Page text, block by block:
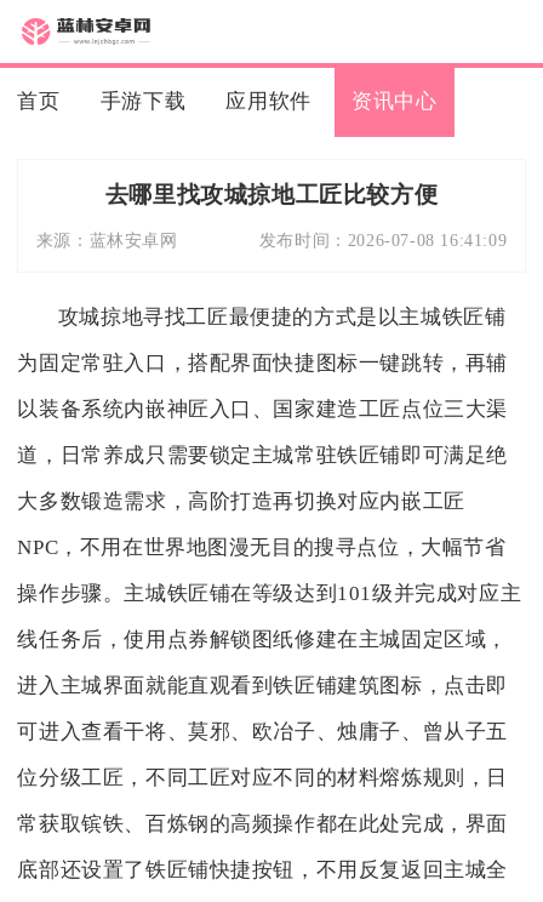
首页 手游下载 应用软件 资讯中心
去哪里找攻城掠地工匠比较方便
来源： 蓝林安卓网 发布时间： 2026-07-08 16:41:09
攻城掠地寻找工匠最便捷的方式是以主城铁匠铺
为固定常驻入口，搭配界面快捷图标一键跳转，再辅
以装备系统内嵌神匠入口、国家建造工匠点位三大渠
道，日常养成只需要锁定主城常驻铁匠铺即可满足绝
大多数锻造需求，高阶打造再切换对应内嵌工匠
NPC，不用在世界地图漫无目的搜寻点位，大幅节省
操作步骤。主城铁匠铺在等级达到101级并完成对应主
线任务后，使用点券解锁图纸修建在主城固定区域，
进入主城界面就能直观看到铁匠铺建筑图标，点击即
可进入查看干将、莫邪、欧冶子、烛庸子、曾从子五
位分级工匠，不同工匠对应不同的材料熔炼规则，日
常获取镔铁、百炼钢的高频操作都在此处完成，界面
底部还设置了铁匠铺快捷按钮，不用反复返回主城全